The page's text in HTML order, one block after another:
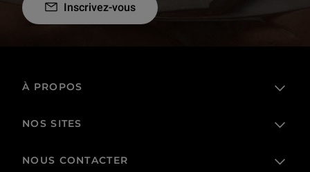
Inscrivez-vous
À PROPOS
L'établissement public
NOS SITES
Billetterie
NOUS CONTACTER